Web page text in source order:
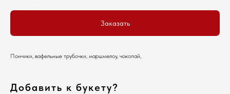
Заказать
Пончики, вафельные трубочки, маршмелоу, чокопай,
Добавить к букету?